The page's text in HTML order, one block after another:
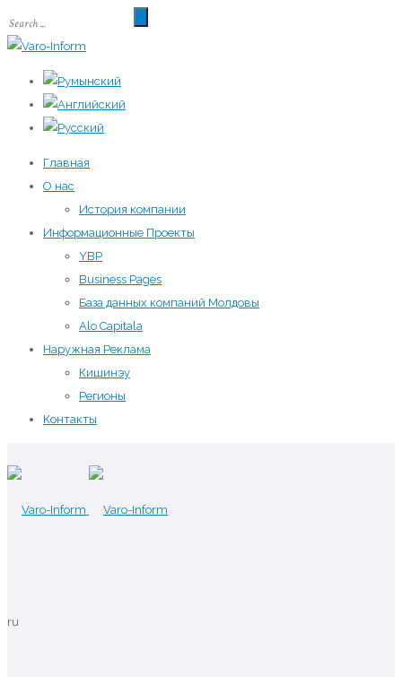
Главная
О нас
История компании
Информационные Проекты
YBP
Business Pages
База данных компаний Молдовы
Alo Capitala
Наружная Реклама
Кишинэу
Регионы
Контакты
ru